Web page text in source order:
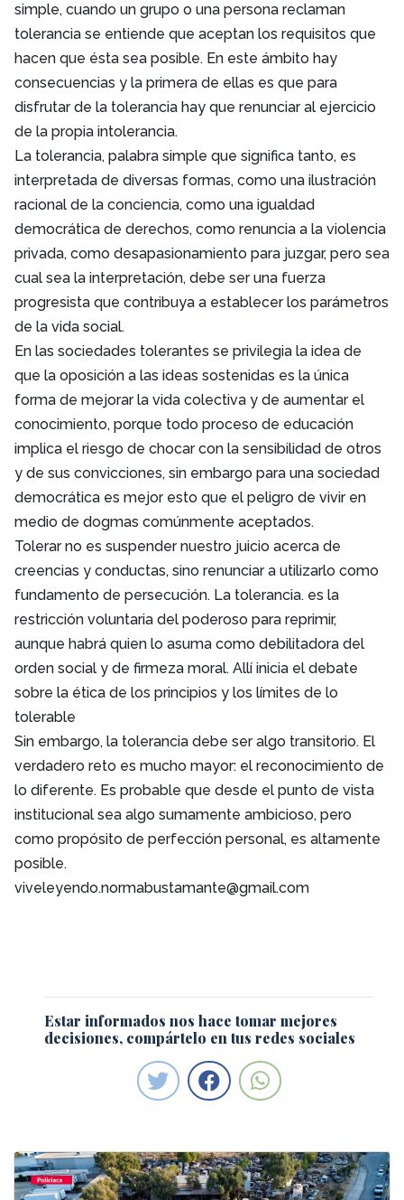
simple, cuando un grupo o una persona reclaman
tolerancia se entiende que aceptan los requisitos que
hacen que ésta sea posible. En este ámbito hay
consecuencias y la primera de ellas es que para
disfrutar de la tolerancia hay que renunciar al ejercicio
de la propia intolerancia.
La tolerancia, palabra simple que significa tanto, es
interpretada de diversas formas, como una ilustración
racional de la conciencia, como una igualdad
democrática de derechos, como renuncia a la violencia
privada, como desapasionamiento para juzgar, pero sea
cual sea la interpretación, debe ser una fuerza
progresista que contribuya a establecer los parámetros
de la vida social.
En las sociedades tolerantes se privilegia la idea de
que la oposición a las ideas sostenidas es la única
forma de mejorar la vida colectiva y de aumentar el
conocimiento, porque todo proceso de educación
implica el riesgo de chocar con la sensibilidad de otros
y de sus convicciones, sin embargo para una sociedad
democrática es mejor esto que el peligro de vivir en
medio de dogmas comúnmente aceptados.
Tolerar no es suspender nuestro juicio acerca de
creencias y conductas, sino renunciar a utilizarlo como
fundamento de persecución. La tolerancia. es la
restricción voluntaria del poderoso para reprimir,
aunque habrá quien lo asuma como debilitadora del
orden social y de firmeza moral. Allí inicia el debate
sobre la ética de los principios y los límites de lo
tolerable
Sin embargo, la tolerancia debe ser algo transitorio. El
verdadero reto es mucho mayor: el reconocimiento de
lo diferente. Es probable que desde el punto de vista
institucional sea algo sumamente ambicioso, pero
como propósito de perfección personal, es altamente
posible.
viveleyendo.normabustamante@gmail.com
Estar informados nos hace tomar mejores
decisiones, compártelo en tus redes sociales